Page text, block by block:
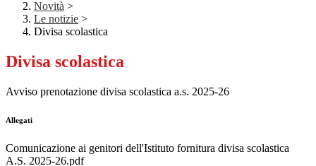
Novità >
Le notizie >
Divisa scolastica
Divisa scolastica
Avviso prenotazione divisa scolastica a.s. 2025-26
Allegati
Comunicazione ai genitori dell'Istituto fornitura divisa scolastica
A.S. 2025-26.pdf